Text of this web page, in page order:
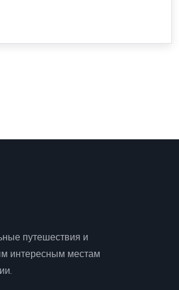
путешествия и
интересным местам